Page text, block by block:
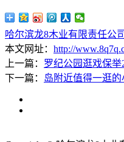
哈尔滨龙8木业有限责任公司
本文网址： http://
上一篇： 罗纪公园逛戏保
下一篇： 岛附近值得一逛